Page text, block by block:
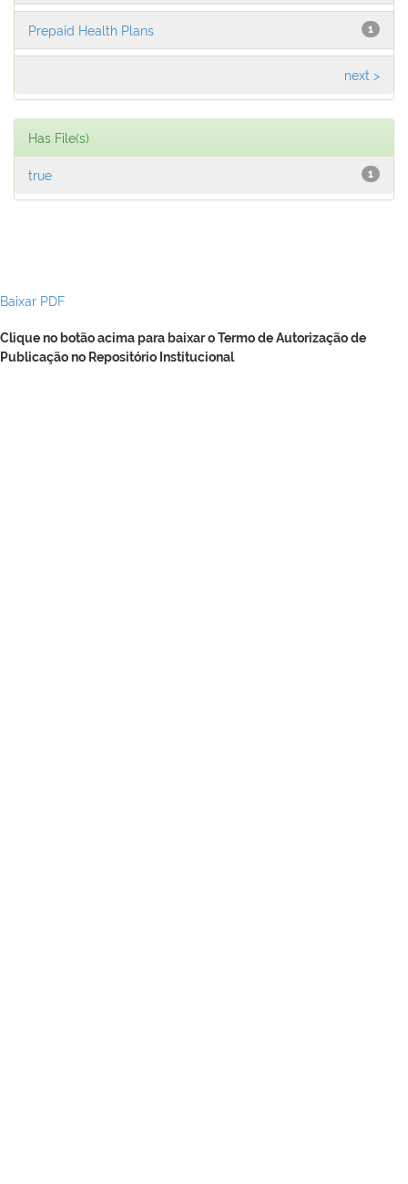
1
Prepaid Health Plans
next >
Has File(s)
1
true
Baixar PDF
Clique no botão acima para baixar o Termo de Autorização de
Publicação no Repositório Institucional